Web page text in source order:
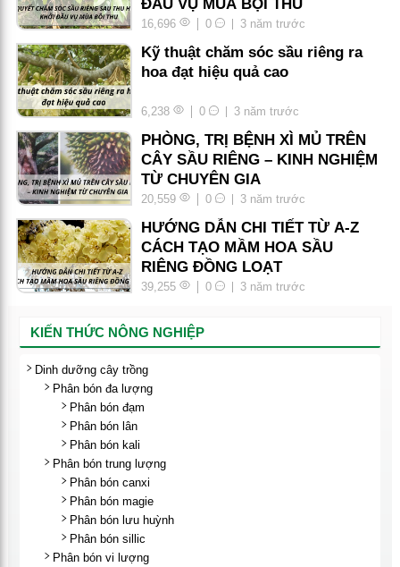
ĐẦU VỤ MÙA BỘI THU
16,696 0 3 năm trước
Kỹ thuật chăm sóc sầu riêng ra
hoa đạt hiệu quả cao
6,238 0 3 năm trước
PHÒNG, TRỊ BỆNH XÌ MỦ TRÊN
CÂY SẦU RIÊNG – KINH NGHIỆM
TỪ CHUYÊN GIA
20,559 0 3 năm trước
HƯỚNG DẪN CHI TIẾT TỪ A-Z
CÁCH TẠO MẦM HOA SẦU
RIÊNG ĐỒNG LOẠT
39,255 0 3 năm trước
KIẾN THỨC NÔNG NGHIỆP
Dinh dưỡng cây trồng
Phân bón đa lượng
Phân bón đạm
Phân bón lân
Phân bón kali
Phân bón trung lượng
Phân bón canxi
Phân bón magie
Phân bón lưu huỳnh
Phân bón sillic
Phân bón vi lượng